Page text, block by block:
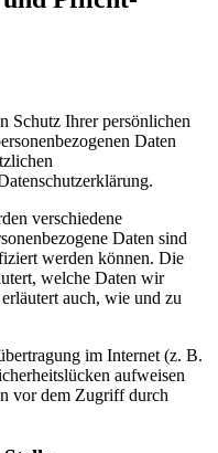
Schutz Ihrer persönlichen
Daten
verschiedene
Daten sind
werden können. Die
welche Daten wir
auch, wie und zu
im Internet (z. B.
aufweisen
vor dem Zugriff durch